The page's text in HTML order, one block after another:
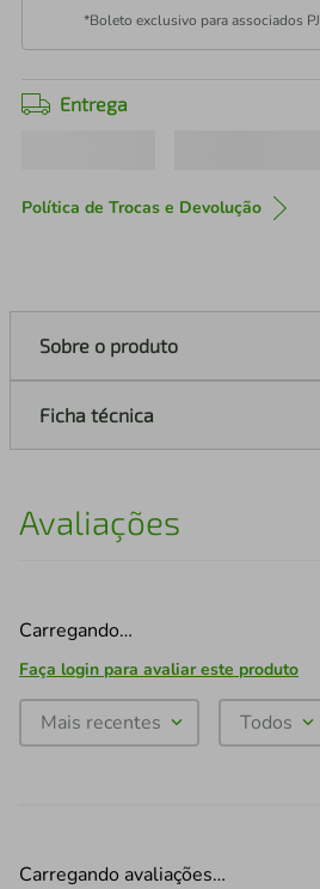
*Boleto exclusivo para associados PJ
Entrega
Política de Trocas e Devolução
Sobre o produto
Ficha técnica
Avaliações
Carregando…
Faça login para avaliar este produto
Mais recentes Todos
Carregando avaliações…